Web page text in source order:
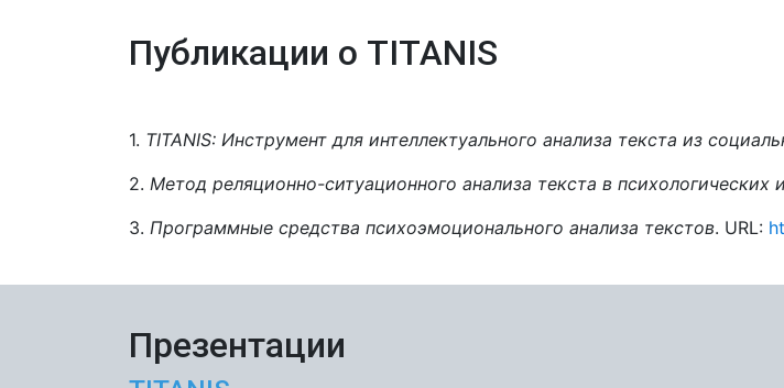
Публикации о TITANIS
1. TITANIS: Инструмент для интеллектуального анализа текста из
2. Метод реляционно-ситуационного анализа текста в психологических
3. Программные средства психоэмоционального анализа текстов. URL:
Презентации